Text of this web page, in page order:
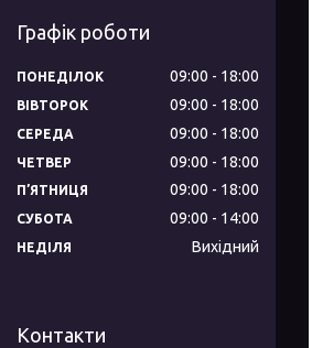
Графік роботи
ПОНЕДІЛОК 09:00 18:00
ВІВТОРОК 09:00 18:00
СЕРЕДА 09:00 18:00
ЧЕТВЕР 09:00 18:00
ПʼЯТНИЦЯ 09:00 18:00
СУБОТА 09:00 14:00
НЕДІЛЯ Вихідний
Контакти